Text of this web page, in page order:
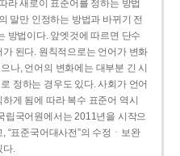
라 새로이 표준어를 정하는 방법
말만 인정하는 방법과 바뀌기 전
방법이다. 앞엣것에 따르면 단수
된다. 원칙적으로는 언어가 변화
나, 언어의 변화에는 대부분 긴 시
정하는 경우도 있다. 사회가 언어
게 됨에 따라 복수 표준어 역시
립국어원에서는 2011년을 시작으
“표준국어대사전”의 수정ㆍ보완
다.